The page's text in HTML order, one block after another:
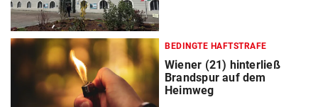
BEDINGTE HAFTSTRAFE
Wiener (21) hinterließ
Brandspur auf dem
Heimweg